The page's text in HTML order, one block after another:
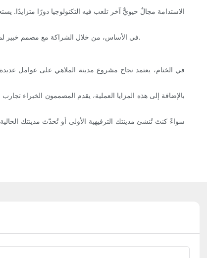
الاستدامة مجالٌ حيويٌّ آخر تلعب فيه التكنولوجيا دورًا متزايدًا.
في الأساس، من خلال الشراكة مع مصمم خبير لمتنزهات الترفيه، يمكنك الاستفادة من ثروة من المعرفة حول التقنيات الحالية والناشئة، مما يسمح لمتنزهك بأن يكون محميًا للمستقبل وجذابًا بشكل استثنائي.
في الختام، يعتمد نجاح مشروع مدينة الملاهي على عوامل
بالإضافة إلى هذه المزايا العملية، يقدم المصممون الخبراء
سواءً كنتَ تُنشئ مدينتك الترفيهية الأولى أو تُحدّث مدينتك